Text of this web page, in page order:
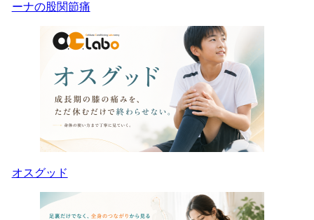
ーナの股関節痛
オスグッド